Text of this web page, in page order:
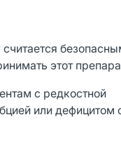
этот
с редкостной
или дефицитом